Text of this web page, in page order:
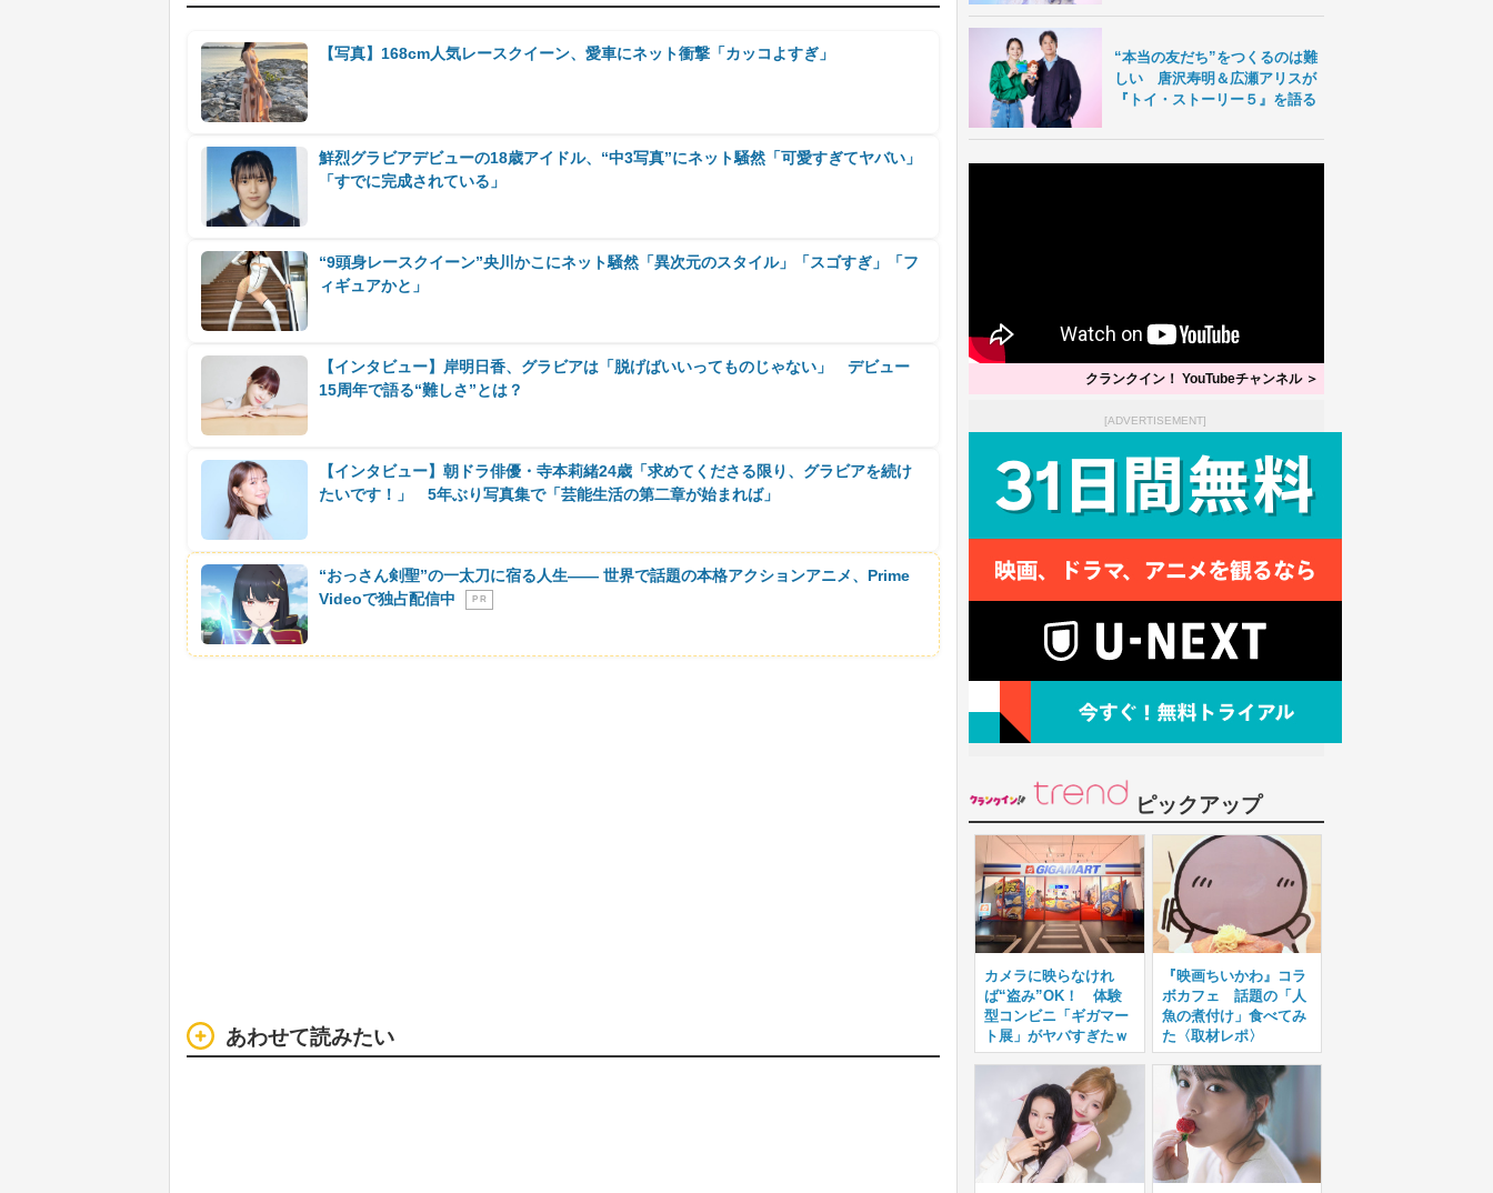
【写真】168cm人気レースクイーン、愛車にネット衝撃「カッコよすぎ」
鮮烈グラビアデビューの18歳アイドル、“中3写真”にネット騒然「可愛すぎてヤバい」
「すでに完成されている」
“9頭身レースクイーン”央川かこにネット騒然「異次元のスタイル」「スゴすぎ」「フ
ィギュアかと」
【インタビュー】岸明日香、グラビアは「脱げばいいってものじゃない」 デビュー
15周年で語る“難しさ”とは？
【インタビュー】朝ドラ俳優・寺本莉緒24歳「求めてくださる限り、グラビアを続け
たいです！」 5年ぶり写真集で「芸能生活の第二章が始まれば」
“おっさん剣聖”の一太刀に宿る人生―― 世界で話題の本格アクションアニメ、Prime
Videoで独占配信中
P R
あわせて読みたい
“本当の友だち”をつくるのは難
しい 唐沢寿明＆広瀬アリスが
『トイ・ストーリー５』を語る
クランクイン！ YouTubeチャンネル ＞
[ADVERTISEMENT]
ピックアップ
カメラに映らなけれ
ば“盗み”OK！ 体験
型コンビニ「ギガマー
ト展」がヤバすぎたｗ
『映画ちいかわ』コラ
ボカフェ 話題の「人
魚の煮付け」食べてみ
た〈取材レポ〉